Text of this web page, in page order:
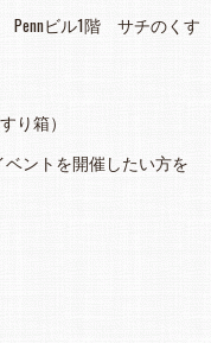
ビル1階 サチのくす
り箱）
ントを開催したい方を